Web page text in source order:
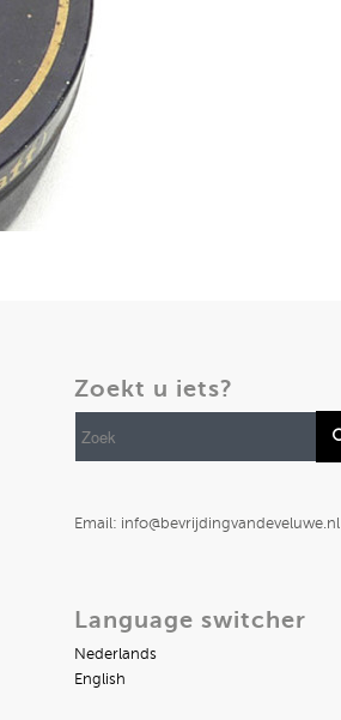
Zoekt u iets?
Email: info@bevrijdingvandeveluwe.nl
Language switcher
Nederlands
English